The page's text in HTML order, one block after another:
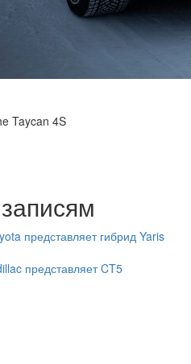
представляет гибрид Yaris
представляет CT5